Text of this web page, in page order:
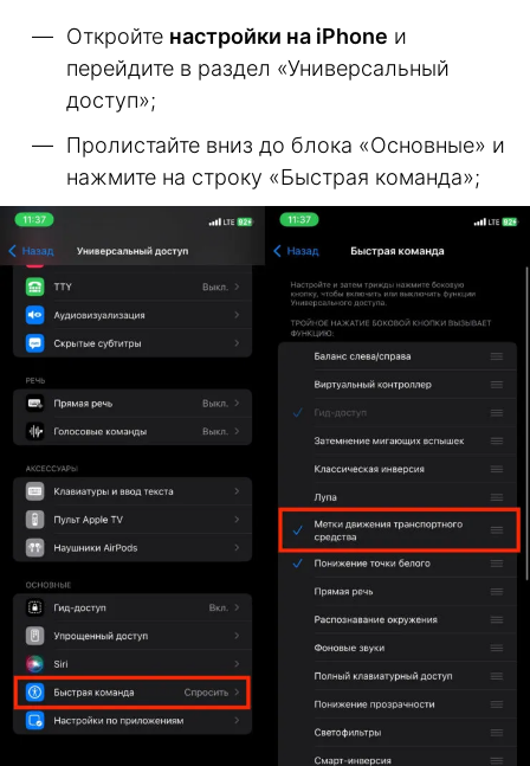
Откройте настройки на iPhone и
перейдите в раздел «Универсальный
доступ»;
Пролистайте вниз до блока «Основные» и
нажмите на строку «Быстрая команда»;